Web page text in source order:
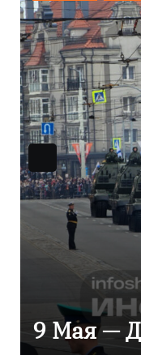
сияние
Балтикой